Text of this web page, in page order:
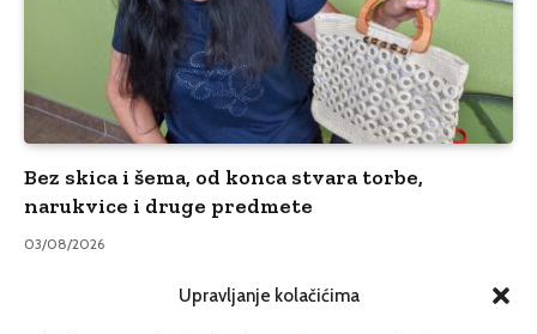
Upravljanje kolačićima
Bez skica i šema, od konca stvara torbe,
narukvice i druge predmete
03/08/2026